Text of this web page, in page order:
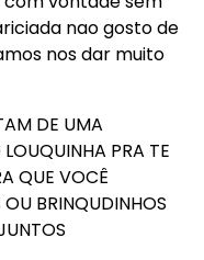
nao gosto de
nos dar muito
DE UMA
PRA TE
QUE VOCÊ
BRINQUDINHOS